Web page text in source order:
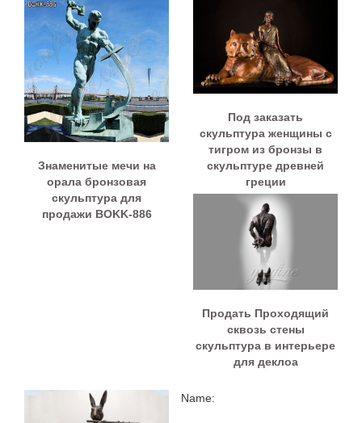
Знаменитые мечи на
орала бронзовая
скульптура для
продажи BOKK-886
Под заказать
скульптура женщины с
тигром из бронзы в
скульптуре древней
греции
Продать Проходящий
сквозь стены
скульптура в интерьере
для деклоа
Name: